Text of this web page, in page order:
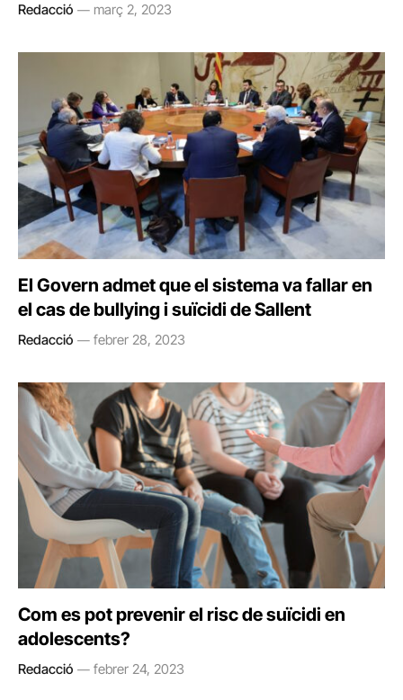
Redacció març 2, 2023
El Govern admet que el sistema va fallar en
el cas de bullying i suïcidi de Sallent
Redacció febrer 28, 2023
Com es pot prevenir el risc de suïcidi en
adolescents?
Redacció febrer 24, 2023